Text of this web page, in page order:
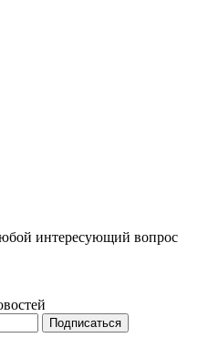
интересующий вопрос
Подписаться